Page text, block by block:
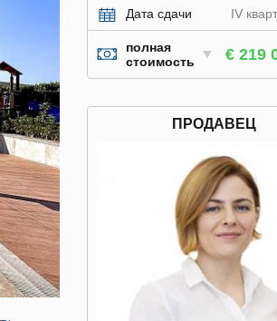
Дата сдачи
IV
полная
стоимость
€ 219
ПРОДАВЕЦ